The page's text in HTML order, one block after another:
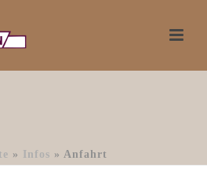
» Infos » Anfahrt